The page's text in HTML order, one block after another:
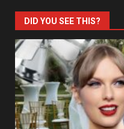
DID YOU SEE THIS?